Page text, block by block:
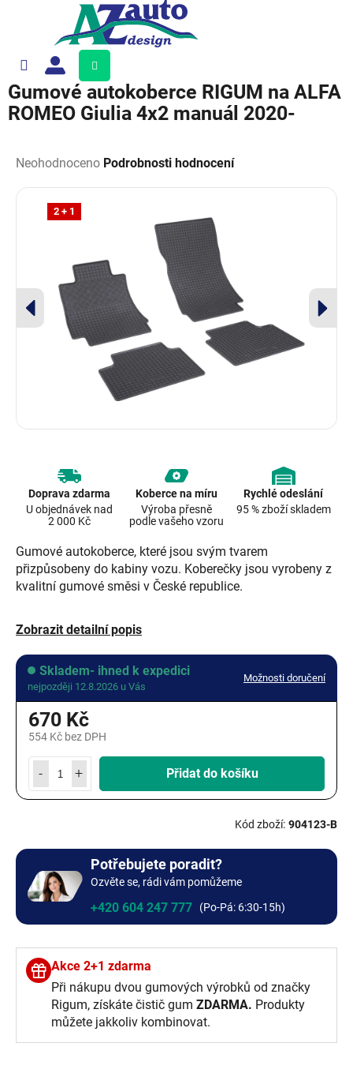
Nákupní
košík
Gumové autokoberce RIGUM na ALFA
ROMEO Giulia 4x2 manuál 2020-
hodnocení
je
Neohodnoceno Podrobnosti hodnocení
2 + 1
Akce 2+1 zdarma
Při nákupu dvou gumových výrobků od značky
Rigum, získáte čistič gum ZDARMA. Produkty
můžete jakkoliv kombinovat.
Gumové autokoberce, které jsou svým tvarem
přizpůsobeny do kabiny vozu. Koberečky jsou vyrobeny z
kvalitní gumové směsi v České republice.
Zobrazit detailní popis
Skladem- ihned k expedici
nejpozději 12.8.2026 u Vás
Možnosti doručení
904123-B
670 Kč
554 Kč bez DPH
Přidat do košíku
Doprava zdarma
U objednávek nad
2 000 Kč
Koberce na míru
Výroba přesně
podle vašeho vzoru
Rychlé odeslání
95 % zboží skladem
Potřebujete poradit?
Ozvěte se, rádi vám pomůžeme
+420 604 247 777